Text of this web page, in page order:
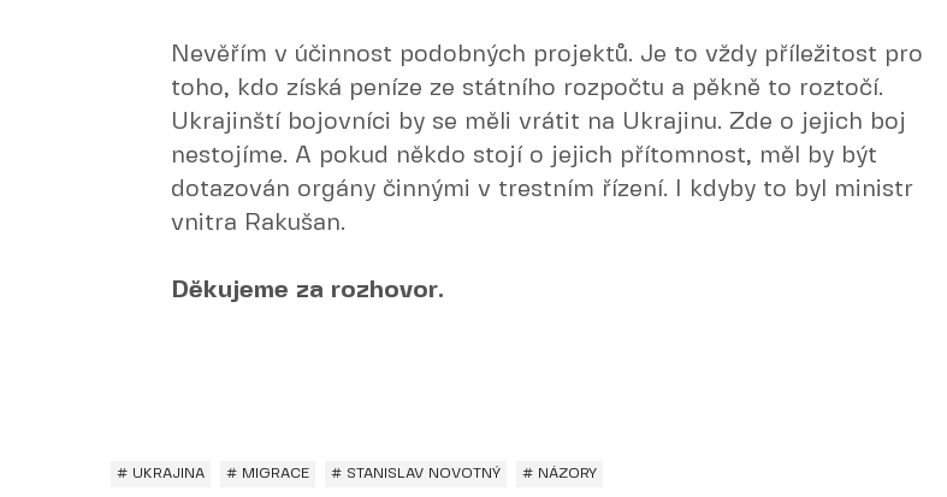
Nevěřím v účinnost podobných projektů. Je to vždy příležitost pro
toho, kdo získá peníze ze státního rozpočtu a pěkně to roztočí.
Ukrajinští bojovníci by se měli vrátit na Ukrajinu. Zde o jejich boj
nestojíme. A pokud někdo stojí o jejich přítomnost, měl by být
dotazován orgány činnými v trestním řízení. I kdyby to byl ministr
vnitra Rakušan.
Děkujeme za rozhovor.
# UKRAJINA # MIGRACE # STANISLAV NOVOTNÝ # NÁZORY